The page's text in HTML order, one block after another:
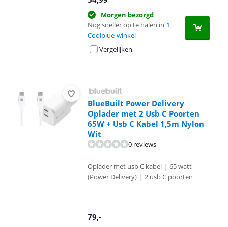
Morgen bezorgd
Nog sneller op te halen in 1
Coolblue-winkel
Vergelijken
BlueBuilt Power Delivery
Oplader met 2 Usb C Poorten
65W + Usb C Kabel 1,5m Nylon
Wit
0 reviews
Oplader met usb C kabel | 65 watt
(Power Delivery) | 2 usb C poorten
79,-